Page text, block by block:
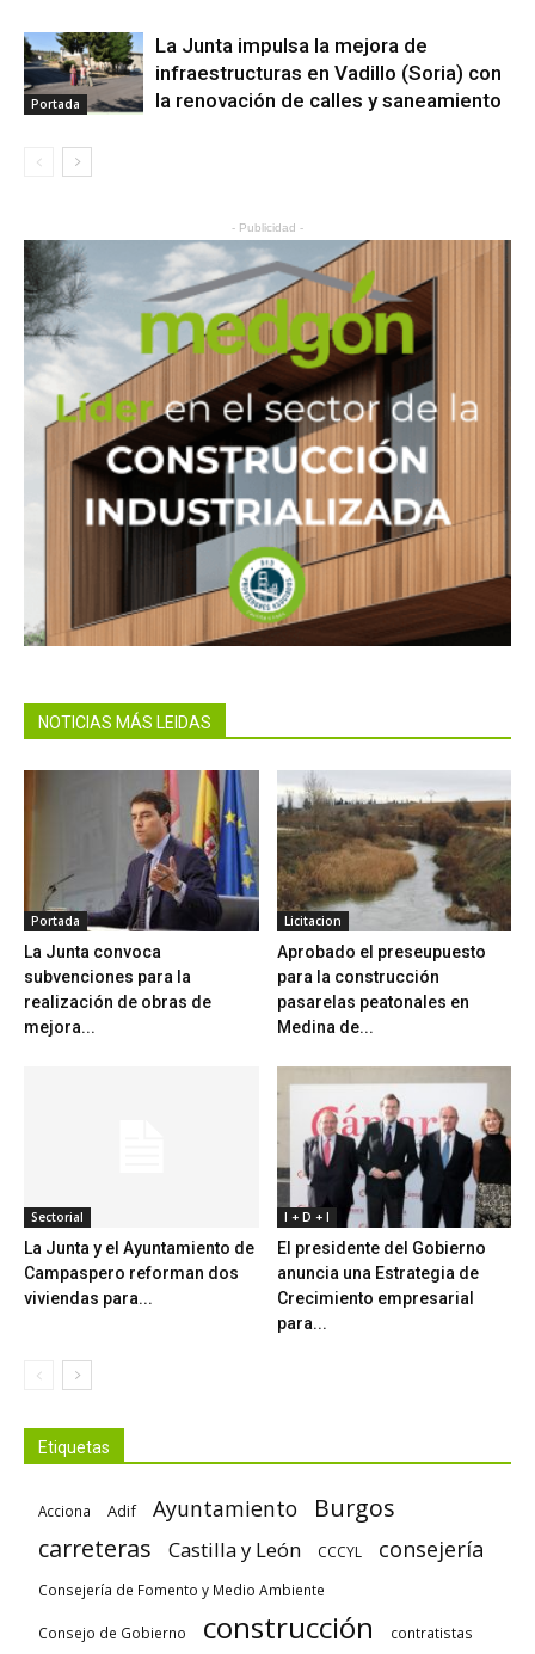
Portada
La Junta impulsa la mejora de
infraestructuras en Vadillo (Soria) con
la renovación de calles y saneamiento
- Publicidad -
NOTICIAS MÁS LEIDAS
Portada
La Junta convoca
subvenciones para la
realización de obras de
mejora...
Licitacion
Aprobado el preseupuesto
para la construcción
pasarelas peatonales en
Medina de...
Sectorial
La Junta y el Ayuntamiento de
Campaspero reforman dos
viviendas para...
I + D + I
El presidente del Gobierno
anuncia una Estrategia de
Crecimiento empresarial
para...
Etiquetas
Acciona Adif Ayuntamiento
Burgos
carreteras
Castilla y León CCCYL consejería
Consejería de Fomento y Medio Ambiente
Consejo de Gobierno construcción contratistas